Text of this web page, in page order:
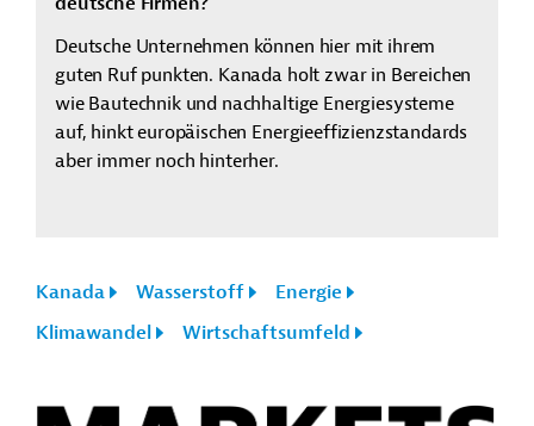
Deutsche Unternehmen können hier mit ihrem
guten Ruf punkten. Kanada holt zwar in Bereichen
wie Bautechnik und nachhaltige Energiesysteme
auf, hinkt europäischen Energieeffizienzstandards
aber immer noch hinterher.
Kanada Wasserstoff
Energie
Klimawandel
Wirtschaftsumfeld